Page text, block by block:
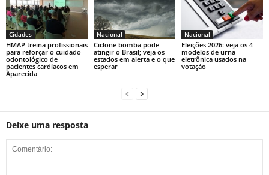
Cidades
HMAP treina profissionais
para reforçar o cuidado
odontológico de
pacientes cardíacos em
Aparecida
Nacional
Ciclone bomba pode
atingir o Brasil; veja os
estados em alerta e o que
esperar
Nacional
Eleições 2026: veja os 4
modelos de urna
eletrônica usados na
votação
Deixe uma resposta